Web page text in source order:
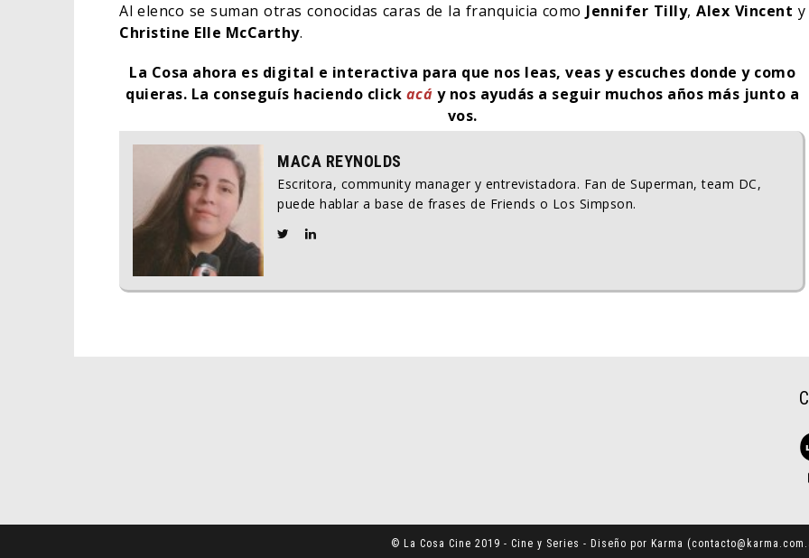
Al elenco se suman otras conocidas caras de la franquicia como Jennifer Tilly, Alex Vincent y
Christine Elle McCarthy.
La Cosa ahora es digital e interactiva para que nos leas, veas y escuches donde y como
quieras. La conseguís haciendo click acá y nos ayudás a seguir muchos años más junto a
vos.
MACA REYNOLDS
Escritora, community manager y entrevistadora. Fan de Superman, team DC,
puede hablar a base de frases de Friends o Los Simpson.
TRAILER FINAL
06/08/2026
BATMAN
© La Cosa Cine 2019 - Cine y Series - Diseño por Karma (